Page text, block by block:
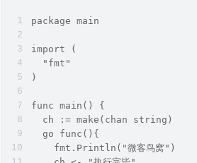
package main
import (
  "fmt"
)
func main() {
  ch := make(chan string)
  go func(){
    fmt.Println("微客鸟窝")